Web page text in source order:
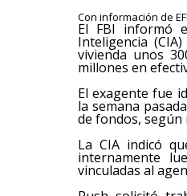
Con información de
El FBI informó
Inteligencia
vivienda unos
millones en
El exagente fue
la semana
de fondos, según
La CIA indicó
internamente
vinculadas al